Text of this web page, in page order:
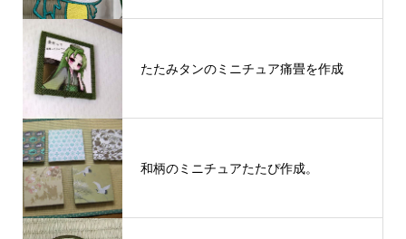
たたみタンのミニチュア痛畳を作成
和柄のミニチュアたたぴ作成。